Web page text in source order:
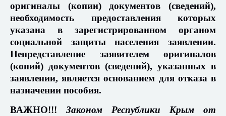
оригиналы (копии) документов (сведений),
необходимость предоставления которых
указана в зарегистрированном органом
социальной защиты населения заявлении.
Непредставление заявителем оригиналов
(копий) документов (сведений), указанных в
заявлении, является основанием для отказа в
назначении пособия.
ВАЖНО!!! Законом Республики Крым от